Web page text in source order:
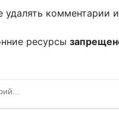
комментарии
ресурсы